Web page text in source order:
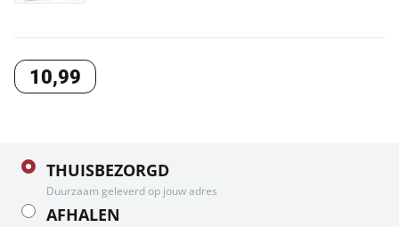
10,99
THUISBEZORGD
Duurzaam geleverd op jouw adres
AFHALEN